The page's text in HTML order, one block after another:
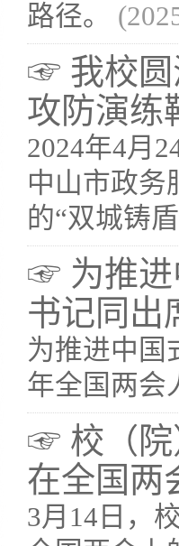
路径。
☞ 我校圆
攻防演练
2024年4月
中山市政务
的“双城铸
☞ 为推进
书记同出
为推进中
年全国两会
☞ 校（院
在全国两
3月14日，